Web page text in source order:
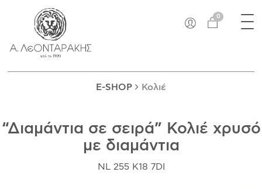
0 ×
E-SHOP
ΜΟΝΑΔΙΚΆ
ΒΡΑΧΙΌΛΙΑ
E-SHOP Κολιέ
“Διαμάντια σε σειρά” Κολιέ χρυσό
με διαμάντια
NL 255 K18 7DI